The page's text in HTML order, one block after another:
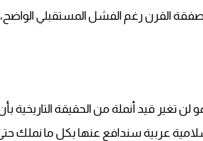
القرن رغم الفشل المستقبلي
لن تغير قيد أنملة من الحقيقة
عربية سندافع عنها بكل ما نملك حتى